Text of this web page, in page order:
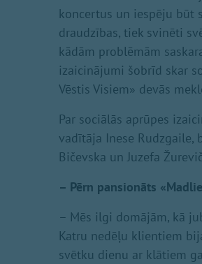
koncertus un iespēju būt
draudzības, tiek svinēti
kādām problēmām
izaicinājumi šobrīd skar
Vēstis Visiem» devās
Par sociālās aprūpes
vadītāja Inese Rudzgaile,
Bičevska un Juzefa
– Pērn pansionāts
– Mēs ilgi domājām, kā
Katru nedēļu klientiem
svētku dienu ar klātiem